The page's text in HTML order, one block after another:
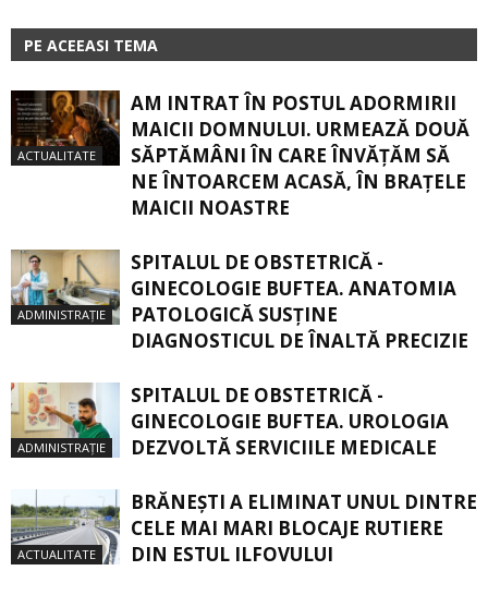
PE ACEEASI TEMA
ACTUALITATE
AM INTRAT ÎN POSTUL ADORMIRII
MAICII DOMNULUI. URMEAZĂ DOUĂ
SĂPTĂMÂNI ÎN CARE ÎNVĂŢĂM SĂ
NE ÎNTOARCEM ACASĂ, ÎN BRAŢELE
MAICII NOASTRE
ADMINISTRAȚIE
SPITALUL DE OBSTETRICĂ -
GINECOLOGIE BUFTEA. ANATOMIA
PATOLOGICĂ SUSŢINE
DIAGNOSTICUL DE ÎNALTĂ PRECIZIE
ADMINISTRAȚIE
SPITALUL DE OBSTETRICĂ -
GINECOLOGIE BUFTEA. UROLOGIA
DEZVOLTĂ SERVICIILE MEDICALE
ACTUALITATE
BRĂNEȘTI A ELIMINAT UNUL DINTRE
CELE MAI MARI BLOCAJE RUTIERE
DIN ESTUL ILFOVULUI